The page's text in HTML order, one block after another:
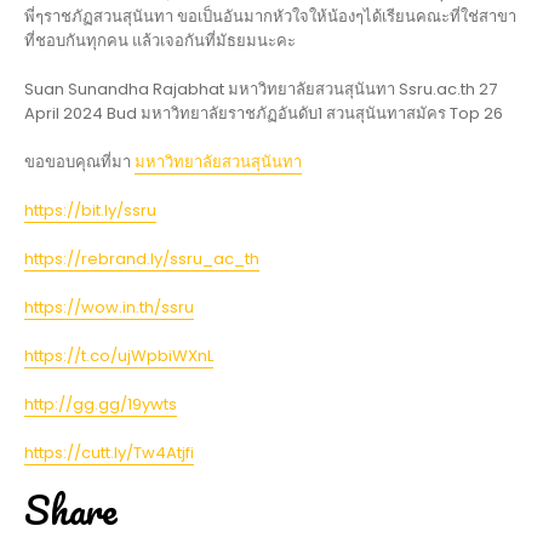
พี่ๆราชภัฏสวนสุนันทา ขอเป็นอันมากหัวใจให้น้องๆได้เรียนคณะที่ใช่สาขา
ที่ชอบกันทุกคน แล้วเจอกันที่มัธยมนะคะ
Suan Sunandha Rajabhat มหาวิทยาลัยสวนสุนันทา Ssru.ac.th 27
April 2024 Bud มหาวิทยาลัยราชภัฏอันดับ1 สวนสุนันทาสมัคร Top 26
ขอขอบคุณที่มา มหาวิทยาลัยสวนสุนันทา
https://bit.ly/ssru
https://rebrand.ly/ssru_ac_th
https://wow.in.th/ssru
https://t.co/ujWpbiWXnL
http://gg.gg/19ywts
https://cutt.ly/Tw4Atjfi
Share